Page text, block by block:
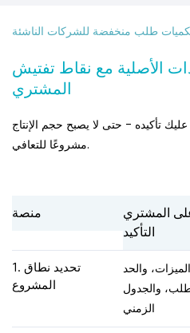
طلب منخفضة للشركات الناشئة
الأصلية مع نقاط تفتيش
المشتري
تأكيده - حتى لا يصبح حجم الإنتاج
مشروعًا للتعافي.
منصة
المشتري
التأكيد
1. تحديد نطاق
المشروع
والحد
والجدول
الزمني